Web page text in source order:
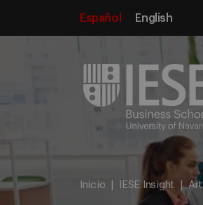
Español English
Inicio IESE Insight